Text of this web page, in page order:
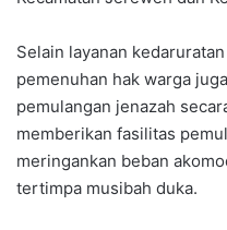
Selain layanan
pemenuhan hak warga
pemulangan jenazah
memberikan fasilitas
meringankan beban
tertimpa musibah duka.